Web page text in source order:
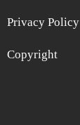
Privacy Policy
Copyright